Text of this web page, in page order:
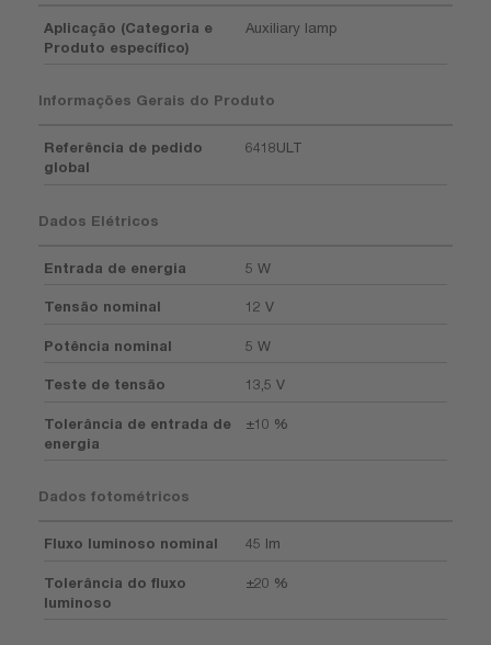
Aplicação (Categoria e
Produto específico)
Auxiliary lamp
Informações Gerais do Produto
Referência de pedido
global
6418ULT
Dados Elétricos
Entrada de energia 5 W
Tensão nominal 12 V
Potência nominal 5 W
Teste de tensão 13,5 V
Tolerância de entrada de
energia
±10 %
Dados fotométricos
Fluxo luminoso nominal 45 lm
Tolerância do fluxo
luminoso
±20 %